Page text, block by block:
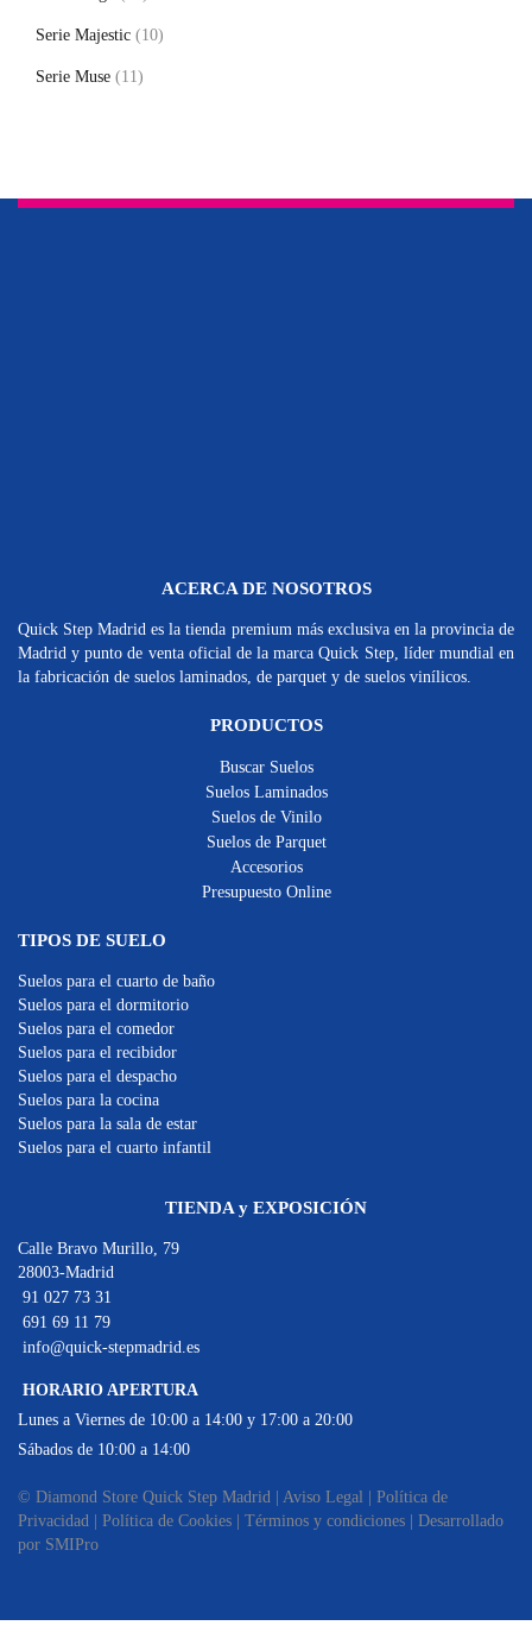
Serie Majestic (10)
Serie Muse (11)
ACERCA DE NOSOTROS
Quick Step Madrid es la tienda premium más exclusiva en la provincia de
Madrid y punto de venta oficial de la marca Quick Step, líder mundial en
la fabricación de suelos laminados, de parquet y de suelos vinílicos.
PRODUCTOS
Buscar Suelos
Suelos Laminados
Suelos de Vinilo
Suelos de Parquet
Accesorios
Presupuesto Online
TIPOS DE SUELO
Suelos para el cuarto de baño
Suelos para el dormitorio
Suelos para el comedor
Suelos para el recibidor
Suelos para el despacho
Suelos para la cocina
Suelos para la sala de estar
Suelos para el cuarto infantil
TIENDA y EXPOSICIÓN
Calle Bravo Murillo, 79
28003-Madrid
91 027 73 31
691 69 11 79
info@quick-stepmadrid.es
HORARIO APERTURA
Lunes a Viernes de 10:00 a 14:00 y 17:00 a 20:00
Sábados de 10:00 a 14:00
© Diamond Store Quick Step Madrid | Aviso Legal
Política de
Privacidad
Política de Cookies Términos y condiciones
Desarrollado
por SMIPro